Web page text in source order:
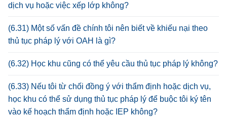
dịch vụ hoặc việc xếp lớp không?
(6.31) Một số vấn đề chính tôi nên biết về khiếu nại theo
thủ tục pháp lý với OAH là gì?
(6.32) Học khu cũng có thể yêu cầu thủ tục pháp lý không?
(6.33) Nếu tôi từ chối đồng ý với thẩm định hoặc dịch vụ,
học khu có thể sử dụng thủ tục pháp lý để buộc tôi ký tên
vào kế hoạch thẩm định hoặc IEP không?